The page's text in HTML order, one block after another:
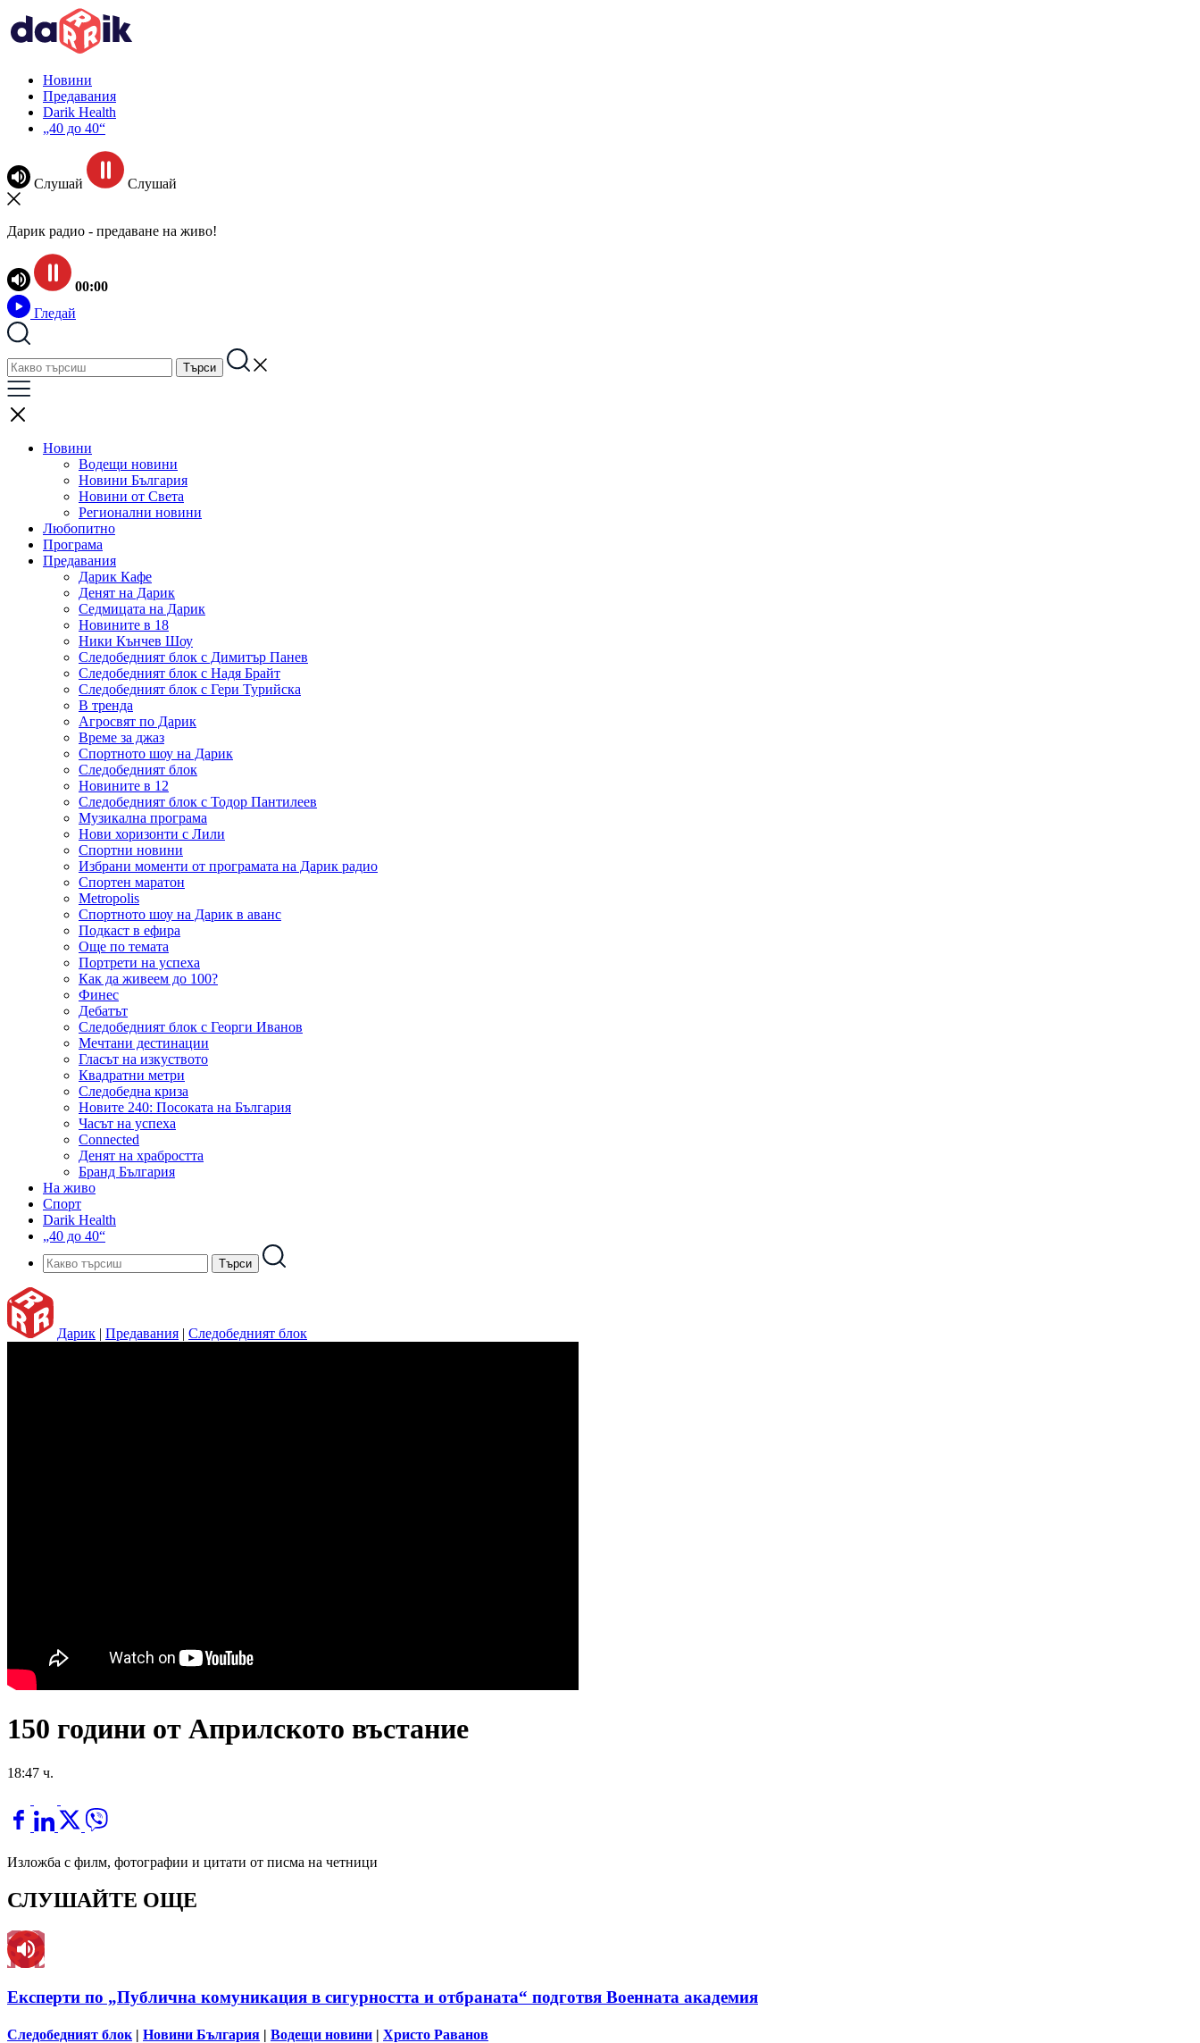
Новини
Предавания
Darik Health
„40 до 40“
Слушай Слушай
Дарик радио - предаване на живо!
00:00
Гледай
Новини
Водещи новини
Новини България
Новини от Света
Регионални новини
Любопитно
Програма
Предавания
Дарик Кафе
Денят на Дарик
Седмицата на Дарик
Новините в 18
Ники Кънчев Шоу
Следобедният блок с Димитър Панев
Следобедният блок с Надя Брайт
Следобедният блок с Гери Турийска
В тренда
Агросвят по Дарик
Време за джаз
Спортното шоу на Дарик
Следобедният блок
Новините в 12
Следобедният блок с Тодор Пантилеев
Музикална програма
Нови хоризонти с Лили
Спортни новини
Избрани моменти от програмата на Дарик радио
Спортен маратон
Metropolis
Спортното шоу на Дарик в аванс
Подкаст в ефира
Още по темата
Портрети на успеха
Как да живеем до 100?
Финес
Дебатът
Следобедният блок с Георги Иванов
Мечтани дестинации
Гласът на изкуството
Квадратни метри
Следобедна криза
Новите 240: Посоката на България
Часът на успеха
Connected
Денят на храбростта
Бранд България
На живо
Спорт
Darik Health
„40 до 40“
Дарик | Предавания | Следобедният блок
150 години от Априлското въстание
18:47 ч.
Изложба с филм, фотографии и цитати от писма на четници
СЛУШАЙТЕ ОЩЕ
Експерти по „Публична комуникация в сигурността и отбраната“ подготвя Военната академия
Следобедният блок | Новини България | Водещи новини | Христо Раванов